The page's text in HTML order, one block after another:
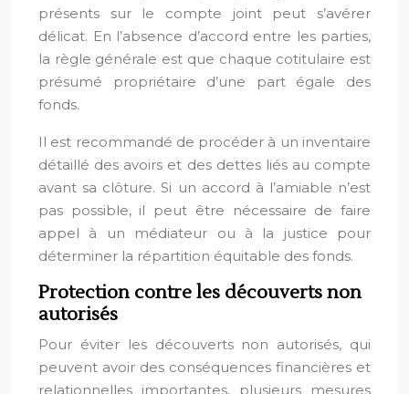
présents sur le compte joint peut s’avérer
délicat. En l’absence d’accord entre les parties,
la règle générale est que chaque cotitulaire est
présumé propriétaire d’une part égale des
fonds.
Il est recommandé de procéder à un inventaire
détaillé des avoirs et des dettes liés au compte
avant sa clôture. Si un accord à l’amiable n’est
pas possible, il peut être nécessaire de faire
appel à un médiateur ou à la justice pour
déterminer la répartition équitable des fonds.
Protection contre les découverts non
autorisés
Pour éviter les découverts non autorisés, qui
peuvent avoir des conséquences financières et
relationnelles importantes, plusieurs mesures